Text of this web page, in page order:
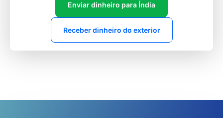
Enviar dinheiro para Índia
Receber dinheiro do exterior